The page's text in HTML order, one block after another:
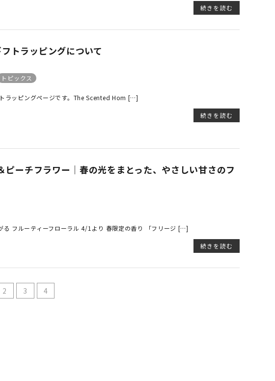
続きを読む
トラッピングについて
トピックス
ラッピングページです。The Scented Hom […]
続きを読む
ピーチフラワー｜春の光をまとった、やさしい甘さのフ
る フルーティーフローラル 4/1より 春限定の香り 「フリージ […]
続きを読む
2 3 4